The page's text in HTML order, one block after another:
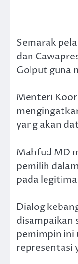
Semarak
dan
Golput guna
Menteri
yang akan
Mahfud MD
pemilih
pada
Dialog
disampaikan
pemimpin ini
representasi